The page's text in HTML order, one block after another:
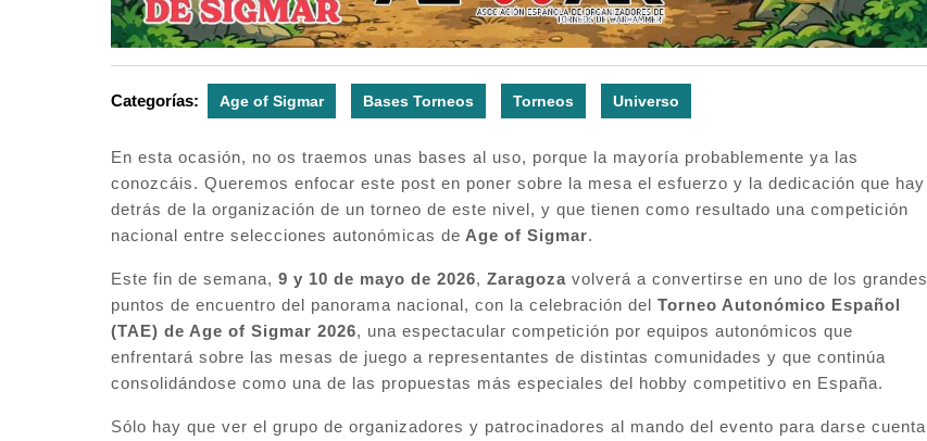
Categorías: Age of Sigmar Bases Torneos Torneos Universo
En esta ocasión, no os traemos unas bases al uso, porque la mayoría probablemente ya las
conozcáis. Queremos enfocar este post en poner sobre la mesa el esfuerzo y la dedicación que hay
detrás de la organización de un torneo de este nivel, y que tienen como resultado una competición
nacional entre selecciones autonómicas de Age of Sigmar.
Este fin de semana, 9 y 10 de mayo de 2026, Zaragoza volverá a convertirse en uno de los grandes
puntos de encuentro del panorama nacional, con la celebración del Torneo Autonómico Español
(TAE) de Age of Sigmar 2026, una espectacular competición por equipos autonómicos que
enfrentará sobre las mesas de juego a representantes de distintas comunidades y que continúa
consolidándose como una de las propuestas más especiales del hobby competitivo en España.
Sólo hay que ver el grupo de organizadores y patrocinadores al mando del evento para darse cuenta